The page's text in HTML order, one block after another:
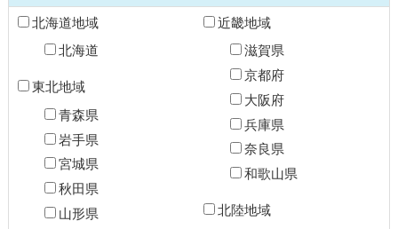
北海道地域
北海道
東北地域
青森県
岩手県
宮城県
秋田県
山形県
近畿地域
滋賀県
京都府
大阪府
兵庫県
奈良県
和歌山県
北陸地域